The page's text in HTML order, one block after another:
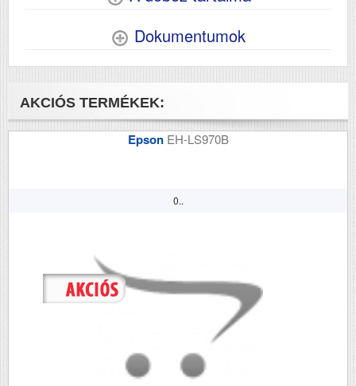
Dokumentumok
AKCIÓS TERMÉKEK:
Epson EH-LS970B
0..